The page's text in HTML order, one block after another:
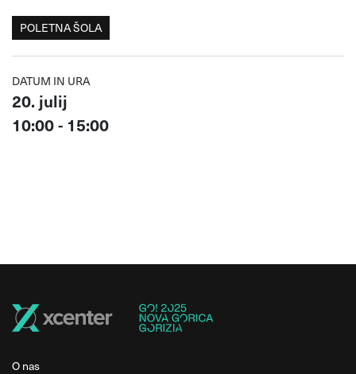
POLETNA ŠOLA
DATUM IN URA
20. julij
10:00 - 15:00
O nas